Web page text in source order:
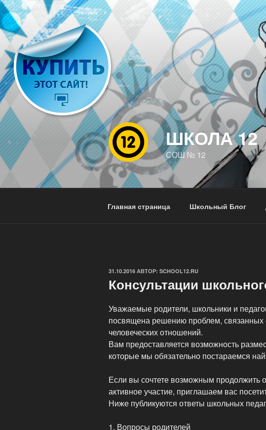
Перейти
к
содержимому
ШКОЛА 12
СОШ № 12
Главная страница Школьный Блог
ОПУБЛИКОВАНО
31.10.2016 АВТОР: SCHOOL12.RU
Консультации
Уважаемые родители, школьники и
посвящена решению проблем, связанных
человеческих отношений.
Вам предоставляется возможность
которые мы обязательно постараемся
Если вы сочтете возможным продолжить
активное участие, приглашаем вас
Ниже публикуются ответы школьных
1. Вопросы родителей